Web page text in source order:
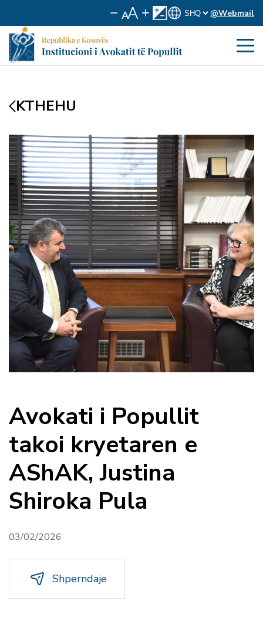
@Webmail
KTHEHU
Avokati i Popullit
takoi kryetaren e
AShAK, Justina
Shiroka Pula
03/02/2026
Shperndaje